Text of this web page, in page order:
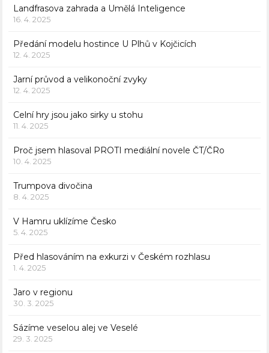
Landfrasova zahrada a Umělá Inteligence
16. 4. 2025
Předání modelu hostince U Plhů v Kojčicích
12. 4. 2025
Jarní průvod a velikonoční zvyky
12. 4. 2025
Celní hry jsou jako sirky u stohu
11. 4. 2025
Proč jsem hlasoval PROTI mediální novele ČT/ČRo
10. 4. 2025
Trumpova divočina
8. 4. 2025
V Hamru uklízíme Česko
5. 4. 2025
Před hlasováním na exkurzi v Českém rozhlasu
1. 4. 2025
Jaro v regionu
30. 3. 2025
Sázíme veselou alej ve Veselé
29. 3. 2025